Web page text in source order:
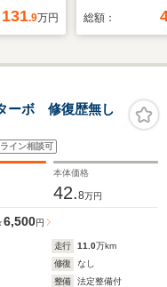
突安全装
システ
ドランプ
131.9万円
ーゼルターボ
動スライドド
電動シート 横
止装置 レーン
総額：
ーボ 修復歴無し
イン相談可
本体価格
42.8万円
6,500円
走行 11.0万km
修復
なし
整備
法定整備付